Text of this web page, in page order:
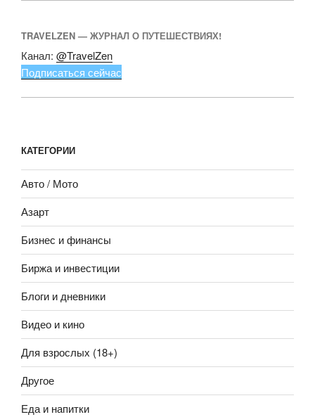
TRAVELZEN — ЖУРНАЛ О ПУТЕШЕСТВИЯХ!
Канал: @TravelZen
Подписаться сейчас
КАТЕГОРИИ
Авто / Мото
Азарт
Бизнес и финансы
Биржа и инвестиции
Блоги и дневники
Видео и кино
Для взрослых (18+)
Другое
Еда и напитки